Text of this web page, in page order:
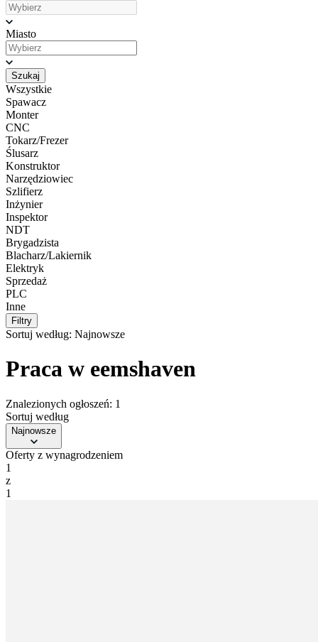
Miasto
Szukaj
Wszystkie
Spawacz
Monter
CNC
Tokarz/Frezer
Ślusarz
Konstruktor
Narzędziowiec
Szlifierz
Inżynier
Inspektor
NDT
Brygadzista
Blacharz/Lakiernik
Elektryk
Sprzedaż
PLC
Inne
Filtry
Sortuj według: Najnowsze
Praca w eemshaven
Znalezionych ogłoszeń: 1
Sortuj według
Najnowsze
Oferty z wynagrodzeniem
1
z
1